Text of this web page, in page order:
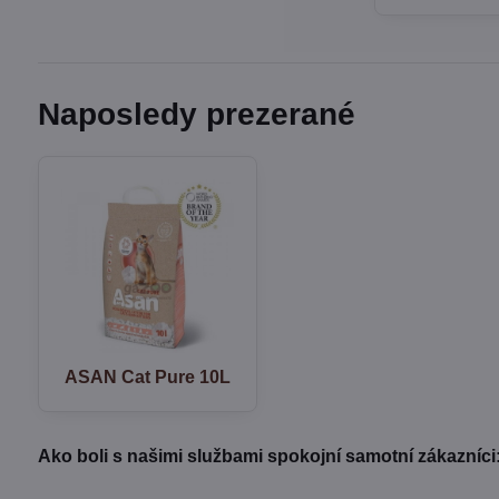
Naposledy prezerané
ASAN Cat Pure 10L
Ako boli s našimi službami spokojní samotní